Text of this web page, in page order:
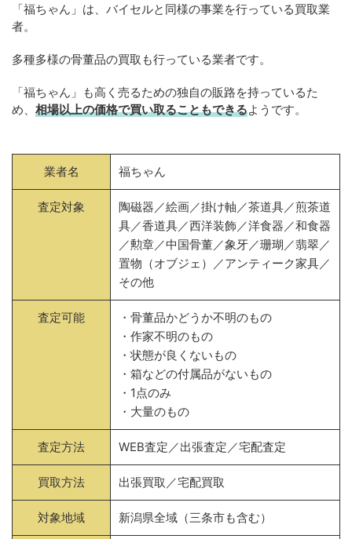
「福ちゃん」は、バイセルと同様の事業を行っている買取業
者。
多種多様の骨董品の買取も行っている業者です。
「福ちゃん」も高く売るための独自の販路を持っているた
め、 相場以上の価格で買い取ることもできるようです。
業者名 福ちゃん
査定対象
陶磁器／絵画／掛け軸／茶道具／煎茶道
具／香道具／西洋装飾／洋食器／和食器
／勲章／中国骨董／象牙／珊瑚／翡翠／
置物（オブジェ）／アンティーク家具／
その他
査定可能
・骨董品かどうか不明のもの
・作家不明のもの
・状態が良くないもの
・箱などの付属品がないもの
・1点のみ
・大量のもの
査定方法 WEB査定／出張査定／宅配査定
買取方法 出張買取／宅配買取
対象地域 新潟県全域（三条市も含む）